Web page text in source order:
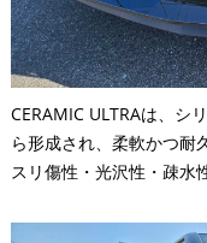
CERAMIC ULTRAは、シ
ら形成され、柔軟かつ耐
スリ傷性・光沢性・疎水